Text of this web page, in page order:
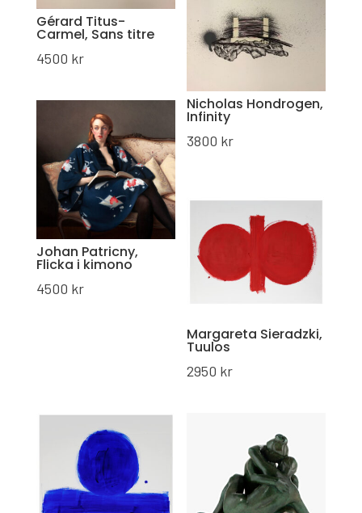
Gérard Titus-
Carmel, Sans titre
4500 kr
Nicholas Hondrogen,
Infinity
3800 kr
Johan Patricny,
Flicka i kimono
4500 kr
Margareta Sieradzki,
Tuulos
2950 kr